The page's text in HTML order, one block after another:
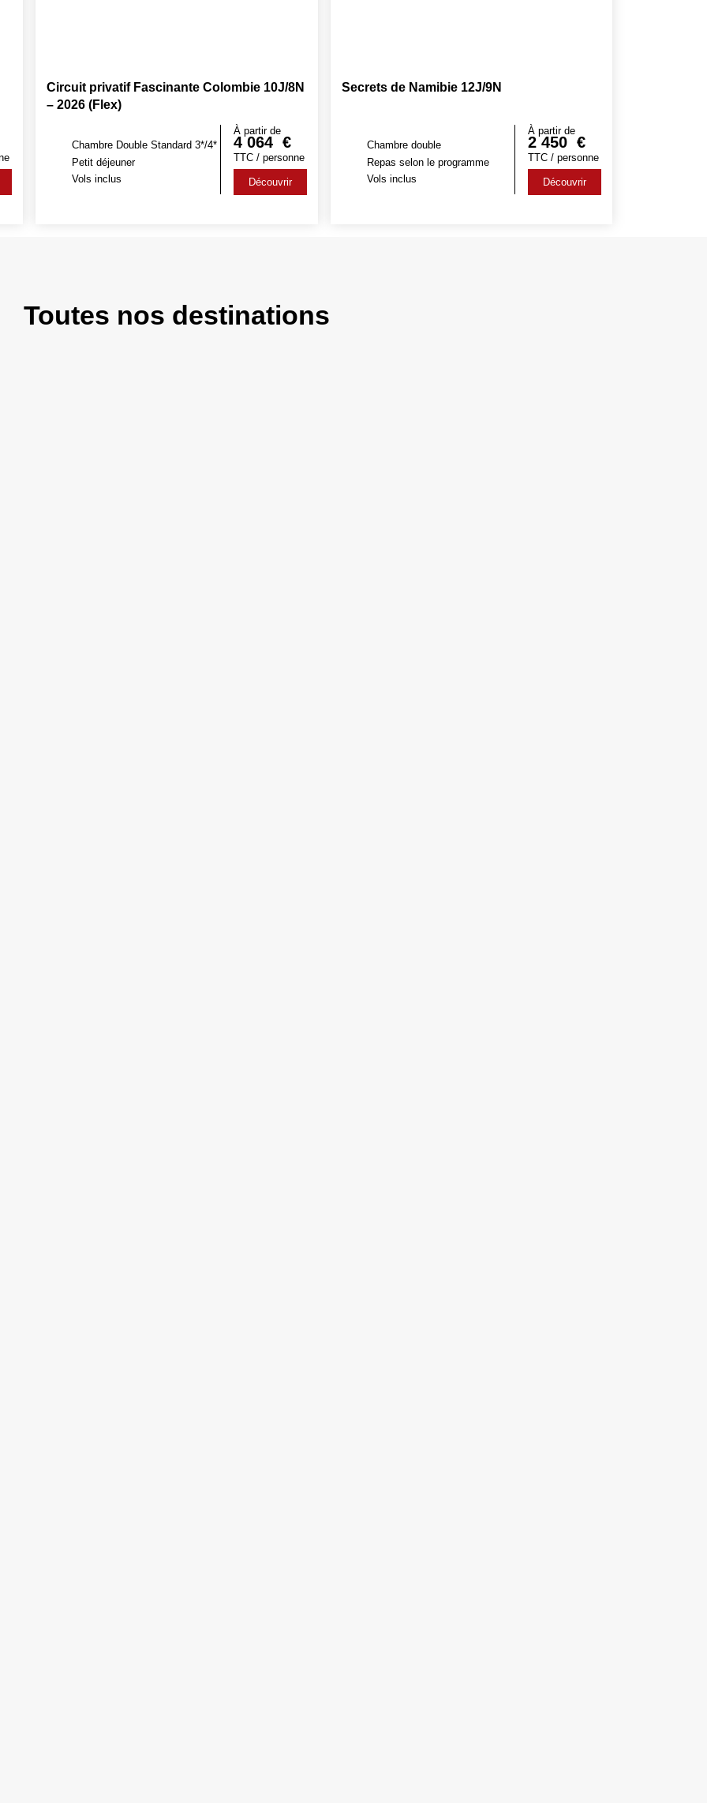
Circuit privatif Fascinante Colombie 10J/8N
– 2026 (Flex)
Chambre Double Standard 3*/4*
Petit déjeuner
Vols inclus
À partir de
4 064 €
TTC / personne
Découvrir
Secrets de Namibie 12J/9N
Chambre double
Repas selon le programme
Vols inclus
À partir de
2 450 €
TTC / personne
Découvrir
Toutes nos destinations